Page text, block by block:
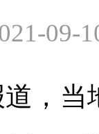
09-
当